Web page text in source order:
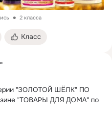
2 класса
Класс
"ЗОЛОТОЙ ШЁЛК" ПО
"ТОВАРЫ ДЛЯ ДОМА" по
21-14